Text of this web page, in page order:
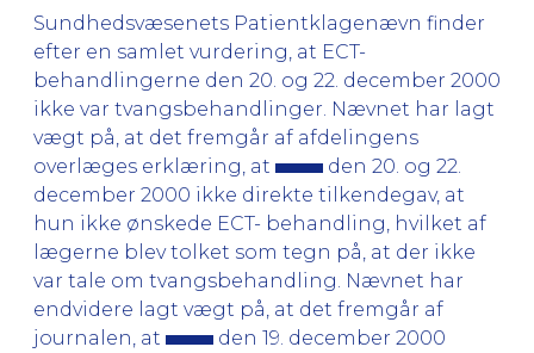
Sundhedsvæsenets Patientklagenævn finder
efter en samlet vurdering, at ECT-
behandlingerne den 20. og 22. december 2000
ikke var tvangsbehandlinger. Nævnet har lagt
vægt på, at det fremgår af afdelingens
overlæges erklæring, at
den 20. og 22.
december 2000 ikke direkte tilkendegav, at
hun ikke ønskede ECT- behandling, hvilket af
lægerne blev tolket som tegn på, at der ikke
var tale om tvangsbehandling. Nævnet har
endvidere lagt vægt på, at det fremgår af
journalen, at
den 19. december 2000